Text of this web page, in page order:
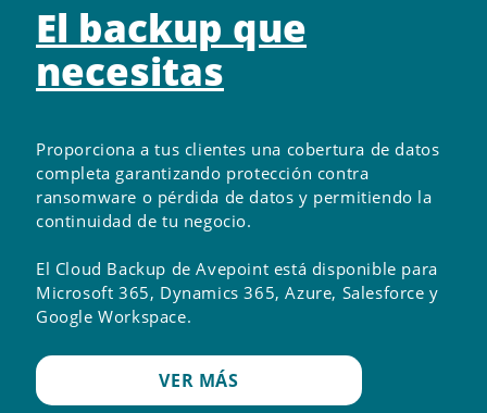
El backup que
necesitas
Proporciona a tus clientes una cobertura de datos
completa garantizando protección contra
ransomware o pérdida de datos y permitiendo la
continuidad de tu negocio.
El Cloud Backup de Avepoint está disponible para
Microsoft 365, Dynamics 365, Azure, Salesforce y
Google Workspace.
VER MÁS